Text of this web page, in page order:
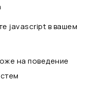
javascript в вашем
на поведение